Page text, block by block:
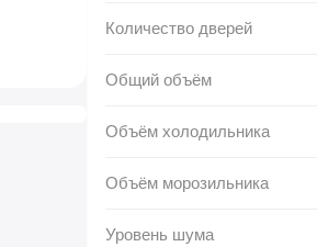
Количество дверей
Общий объём
Объём холодильника
Объём морозильника
Уровень шума